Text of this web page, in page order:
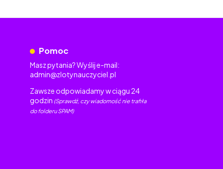
Pomoc
Masz pytania? Wyślij e-mail:
admin@zlotynauczyciel.pl
Zawsze odpowiadamy w ciągu 24
godzin (Sprawdź, czy wiadomość nie trafiła
do folderu SPAM)